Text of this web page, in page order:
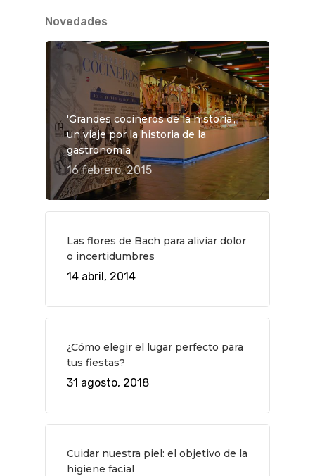
Novedades
'Grandes cocineros de la historia',
un viaje por la historia de la
gastronomía
16 febrero, 2015
Las flores de Bach para aliviar dolor
o incertidumbres
14 abril, 2014
¿Cómo elegir el lugar perfecto para
tus fiestas?
31 agosto, 2018
Cuidar nuestra piel: el objetivo de la
higiene facial